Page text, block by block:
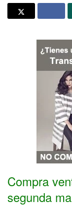
Compra
segunda